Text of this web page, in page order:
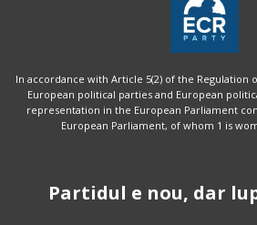
In accordance with Article 5(2) of the Regulation
European political parties and European
representation in the European Parliament
European Parliament, of whom 1 is
Partidul e nou, dar